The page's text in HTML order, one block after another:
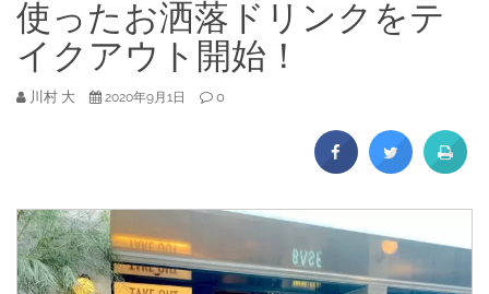
使ったお洒落ドリンクをテ
イクアウト開始！
川村 大 2020年9月1日 0